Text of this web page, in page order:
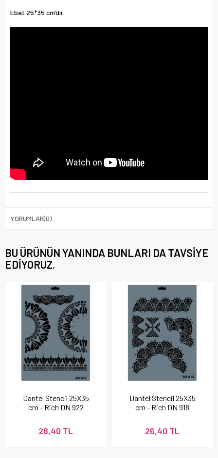
Ebat 25*35 cm’dir.
YORUMLAR(0)
BU ÜRÜNÜN YANINDA BUNLARI DA TAVSIYE
EDIYORUZ.
Dantel Stencil 25X35
cm - Rich DN 922
26,40 TL
Dantel Stencil 25X35
cm - Rich DN 918
26,40 TL